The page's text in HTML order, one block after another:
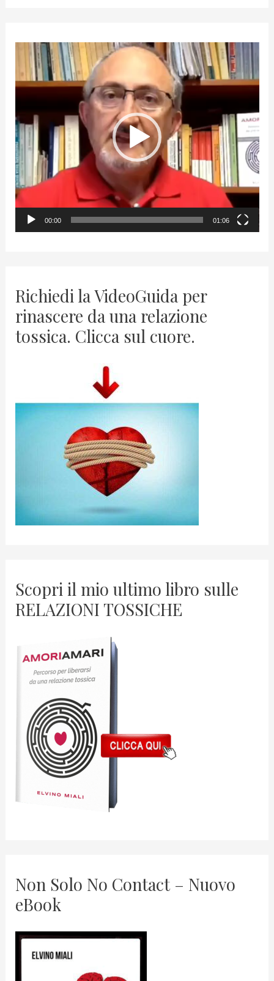
d
o
P
l
a
y
00:00 01:06
Richiedi la VideoGuida per
rinascere da una relazione
tossica. Clicca sul cuore.
Scopri il mio ultimo libro sulle
RELAZIONI TOSSICHE
Non Solo No Contact – Nuovo
eBook